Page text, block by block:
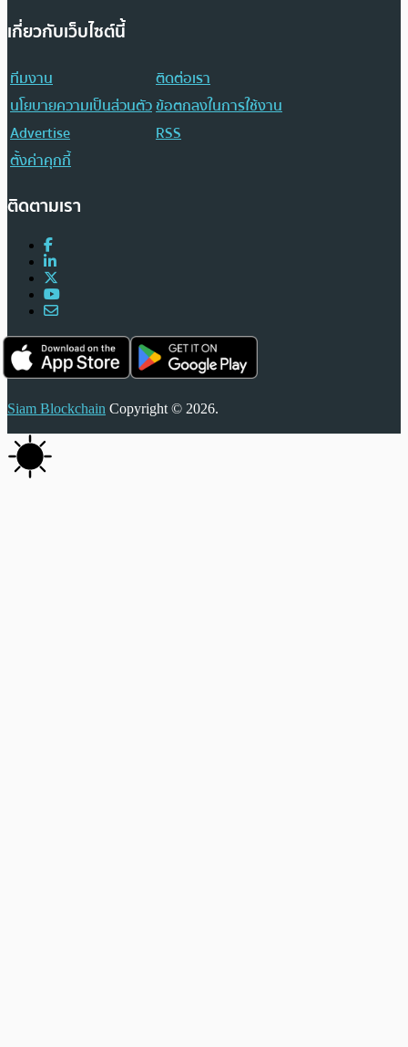
เกี่ยวกับเว็บไซต์นี้
ทีมงาน
ติดต่อเรา
นโยบายความเป็นส่วนตัวข้อตกลงในการใช้งาน
Advertise
RSS
ตั้งค่าคุกกี้
ติดตามเรา
Siam Blockchain Copyright © 2026.